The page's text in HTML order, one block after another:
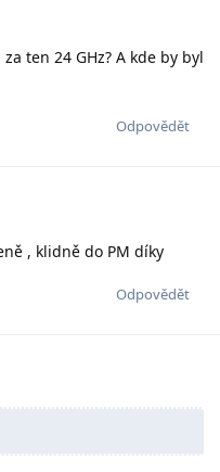
ten 24 GHz? A kde by byl
Odpovědět
, klidně do PM díky
Odpovědět